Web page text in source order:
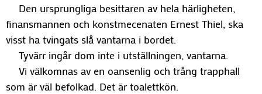
Den ursprungliga besittaren av hela härligheten,
finansmannen och konstmecenaten Ernest Thiel, ska
visst ha tvingats slå vantarna i bordet.
Tyvärr ingår dom inte i utställningen, vantarna.
Vi välkomnas av en oansenlig och trång trapphall
som är väl befolkad. Det är toalettkön.